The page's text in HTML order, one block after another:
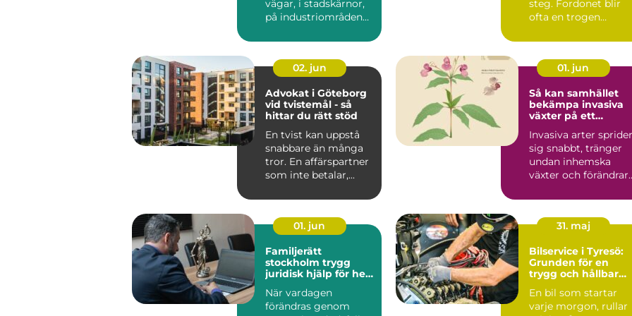
vägar, i stadskärnor,
på industriområden
N...
steg. Fordonet blir
ofta en trogen
02. jun
Advokat i Göteborg
vid tvistemål - så
hittar du rätt stöd
En tvist kan uppstå
snabbare än många
tror. En affärspartner
som inte betalar,...
01. jun
Så kan samhället
bekämpa invasiva
växter på ett
Invasiva arter sprider
sig snabbt, tränger
undan inhemska
växter och förändrar
Kommu...
01. jun
Familjerätt
stockholm trygg
juridisk hjälp för hela
När vardagen
förändras genom
31. maj
Bilservice i Tyresö:
Grunden för en
trygg och hållbar
En bil som startar
varje morgon, rullar